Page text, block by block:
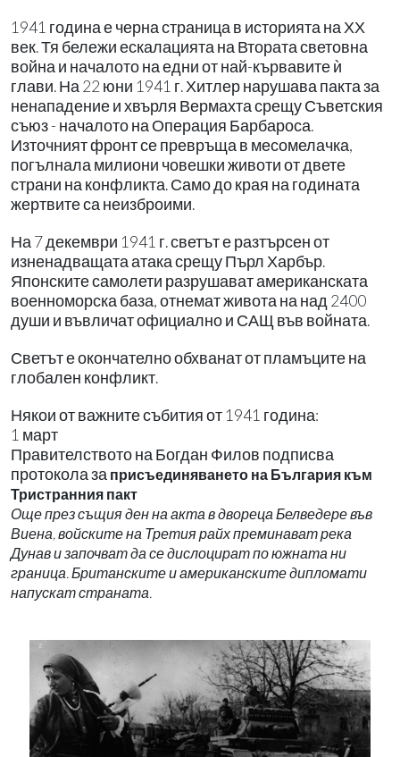
1941 година е черна страница в историята на ХХ
век. Тя бележи ескалацията на Втората световна
война и началото на едни от най-кървавите ѝ
глави. На 22 юни 1941 г. Хитлер нарушава пакта за
ненападение и хвърля Вермахта срещу Съветския
съюз - началото на Операция Барбароса.
Източният фронт се превръща в месомелачка,
погълнала милиони човешки животи от двете
страни на конфликта. Само до края на годината
жертвите са неизброими.
На 7 декември 1941 г. светът е разтърсен от
изненадващата атака срещу Пърл Харбър.
Японските самолети разрушават американската
военноморска база, отнемат живота на над 2400
души и въвличат официално и САЩ във войната.
Светът е окончателно обхванат от пламъците на
глобален конфликт.
Някои от важните събития от 1941 година:
1 март
Правителството на Богдан Филов подписва
протокола за присъединяването на България към
Тристранния пакт
Още през същия ден на акта в двореца Белведере във
Виена, войските на Третия райх преминават река
Дунав и започват да се дислоцират по южната ни
граница. Британските и американските дипломати
напускат страната.